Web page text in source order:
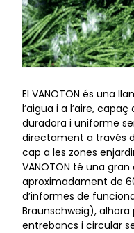
El VANOTON és una
l’aigua i a l’aire,
duradora i uniforme
directament a través
cap a les zones
VANOTON té una
aproximadament de
d’informes de
Braunschweig),
entrebancs i circular